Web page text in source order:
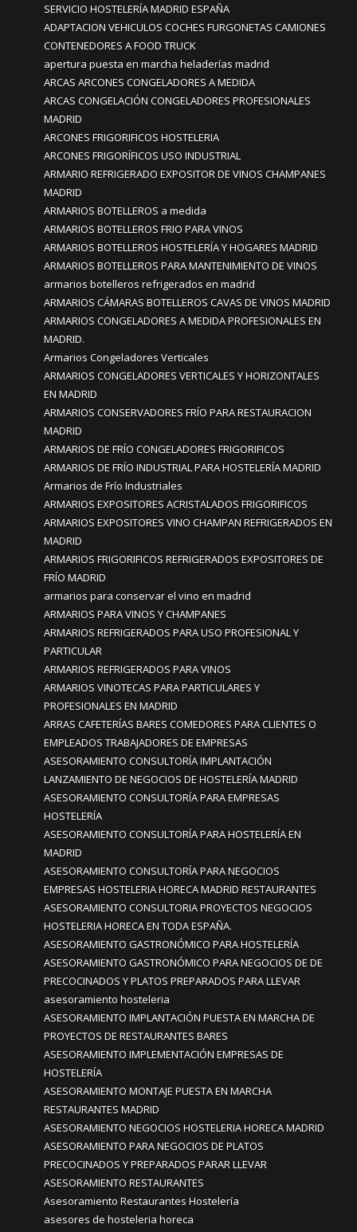
SERVICIO HOSTELERÍA MADRID ESPAÑA
ADAPTACION VEHICULOS COCHES FURGONETAS CAMIONES
CONTENEDORES A FOOD TRUCK
apertura puesta en marcha heladerías madrid
ARCAS ARCONES CONGELADORES A MEDIDA
ARCAS CONGELACIÓN CONGELADORES PROFESIONALES
MADRID
ARCONES FRIGORIFICOS HOSTELERIA
ARCONES FRIGORÍFICOS USO INDUSTRIAL
ARMARIO REFRIGERADO EXPOSITOR DE VINOS CHAMPANES
MADRID
ARMARIOS BOTELLEROS a medida
ARMARIOS BOTELLEROS FRIO PARA VINOS
ARMARIOS BOTELLEROS HOSTELERÍA Y HOGARES MADRID
ARMARIOS BOTELLEROS PARA MANTENIMIENTO DE VINOS
armarios botelleros refrigerados en madrid
ARMARIOS CÁMARAS BOTELLEROS CAVAS DE VINOS MADRID
ARMARIOS CONGELADORES A MEDIDA PROFESIONALES EN
MADRID.
Armarios Congeladores Verticales
ARMARIOS CONGELADORES VERTICALES Y HORIZONTALES
EN MADRID
ARMARIOS CONSERVADORES FRÍO PARA RESTAURACION
MADRID
ARMARIOS DE FRÍO CONGELADORES FRIGORIFICOS
ARMARIOS DE FRÍO INDUSTRIAL PARA HOSTELERÍA MADRID
Armarios de Frío Industriales
ARMARIOS EXPOSITORES ACRISTALADOS FRIGORIFICOS
ARMARIOS EXPOSITORES VINO CHAMPAN REFRIGERADOS EN
MADRID
ARMARIOS FRIGORIFICOS REFRIGERADOS EXPOSITORES DE
FRÍO MADRID
armarios para conservar el vino en madrid
ARMARIOS PARA VINOS Y CHAMPANES
ARMARIOS REFRIGERADOS PARA USO PROFESIONAL Y
PARTICULAR
ARMARIOS REFRIGERADOS PARA VINOS
ARMARIOS VINOTECAS PARA PARTICULARES Y
PROFESIONALES EN MADRID
ARRAS CAFETERÍAS BARES COMEDORES PARA CLIENTES O
EMPLEADOS TRABAJADORES DE EMPRESAS
ASESORAMIENTO CONSULTORÍA IMPLANTACIÓN
LANZAMIENTO DE NEGOCIOS DE HOSTELERÍA MADRID
ASESORAMIENTO CONSULTORÍA PARA EMPRESAS
HOSTELERÍA
ASESORAMIENTO CONSULTORÍA PARA HOSTELERÍA EN
MADRID
ASESORAMIENTO CONSULTORÍA PARA NEGOCIOS
EMPRESAS HOSTELERIA HORECA MADRID RESTAURANTES
ASESORAMIENTO CONSULTORIA PROYECTOS NEGOCIOS
HOSTELERIA HORECA EN TODA ESPAÑA.
ASESORAMIENTO GASTRONÓMICO PARA HOSTELERÍA
ASESORAMIENTO GASTRONÓMICO PARA NEGOCIOS DE DE
PRECOCINADOS Y PLATOS PREPARADOS PARA LLEVAR
asesoramiento hosteleria
ASESORAMIENTO IMPLANTACIÓN PUESTA EN MARCHA DE
PROYECTOS DE RESTAURANTES BARES
ASESORAMIENTO IMPLEMENTACIÓN EMPRESAS DE
HOSTELERÍA
ASESORAMIENTO MONTAJE PUESTA EN MARCHA
RESTAURANTES MADRID
ASESORAMIENTO NEGOCIOS HOSTELERIA HORECA MADRID
ASESORAMIENTO PARA NEGOCIOS DE PLATOS
PRECOCINADOS Y PREPARADOS PARAR LLEVAR
ASESORAMIENTO RESTAURANTES
Asesoramiento Restaurantes Hostelería
asesores de hosteleria horeca